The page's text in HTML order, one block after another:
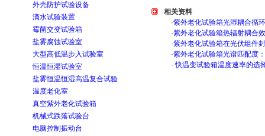
外壳防护试验设备
滴水试验装置
霉菌交变试验箱
盐雾腐蚀试验室
大型高低温步入试验室
恒温恒湿试验室
盐雾恒温恒湿高温复合试验
温度老化室
真空紫外老化试验箱
机械式跌落试验台
电脑控制振动台
相关资料
·紫外老化试验箱光湿耦合循
·紫外老化试验箱热辐射耦合
·紫外老化试验箱在光伏组件
·紫外老化试验箱光谱匹配度
· 快温变试验箱温度速率的选